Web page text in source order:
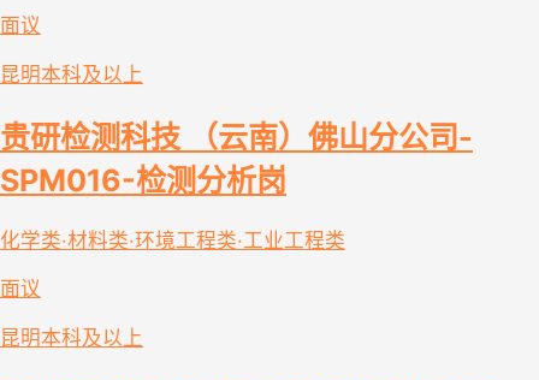
面议
昆明本科及以上
贵研检测科技 （云南）佛山分公司-
SPM016-检测分析岗
化学类·材料类·环境工程类·工业工程类
面议
昆明本科及以上